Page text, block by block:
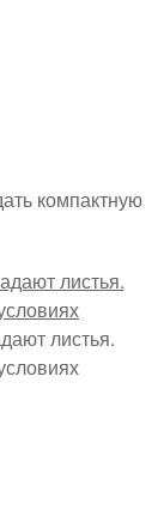
компактную
листья.